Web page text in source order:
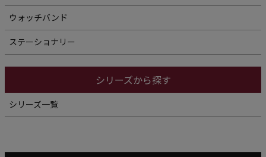
ウォッチバンド
ステーショナリー
シリーズから探す
シリーズ一覧